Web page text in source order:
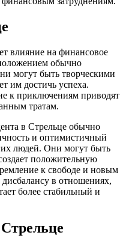
влияние на финансовое
обычно
могут быть творческими
им достичь успеха.
к приключениям приводят
тратам.
в Стрельце обычно
и оптимистичный
людей. Они могут быть
положительную
к свободе и новым
в отношениях,
более стабильный и